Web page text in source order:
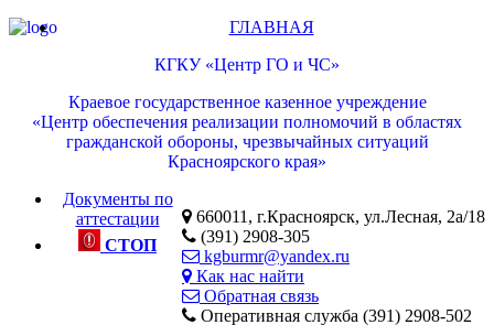
КГКУ «Центр ГО и ЧС»
Краевое государственное казенное учреждение
«Центр обеспечения реализации полномочий в областях
гражданской обороны, чрезвычайных ситуаций
Красноярского края»
660011, г.Красноярск, ул.Лесная, 2а/18
(391) 2908-305
kgburmr@yandex.ru
Как нас найти
Обратная связь
Оперативная служба (391) 2908-502
ГЛАВНАЯ
Документы по
аттестации
СТОП